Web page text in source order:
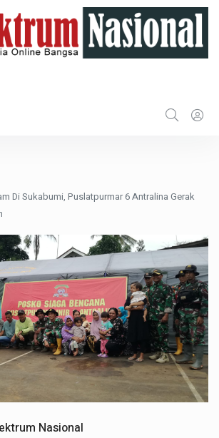
Di Sukabumi, Puslatpurmar 6 Antralina Gerak
Nasional